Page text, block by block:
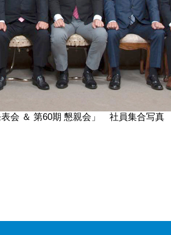
表会 ＆ 第60期 懇親会」 社員集合写真